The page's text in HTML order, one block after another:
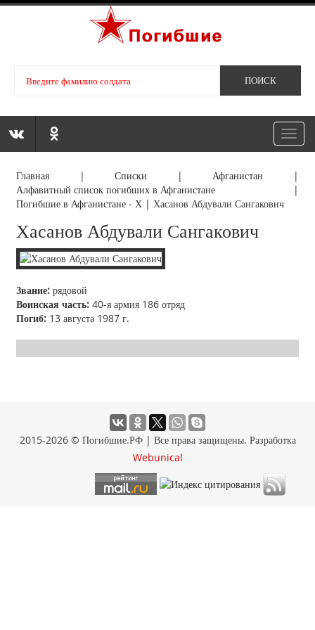
Главная |Списки | Афганистан |
Алфавитный список погибших в Афганистане |
Погибшие в Афганистане - Х | Хасанов Абдували Сангакович
Хасанов Абдували Сангакович
Звание: рядовой
Воинская часть: 40-я армия 186 отряд
Погиб: 13 августа 1987 г.
2015-2026 © Погибшие.РФ | Все права защищены. Разработка
Webunical